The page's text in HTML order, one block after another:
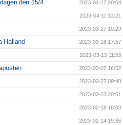
den 15/4. 2023-04-17 20:04
2023-04-11 13:21
2023-03-27 10:29
Halland 2023-03-18 17:57
2023-03-13 11:53
2023-03-07 16:52
2023-02-27 09:48
2023-02-23 20:51
2023-02-18 16:00
2023-02-14 19:36